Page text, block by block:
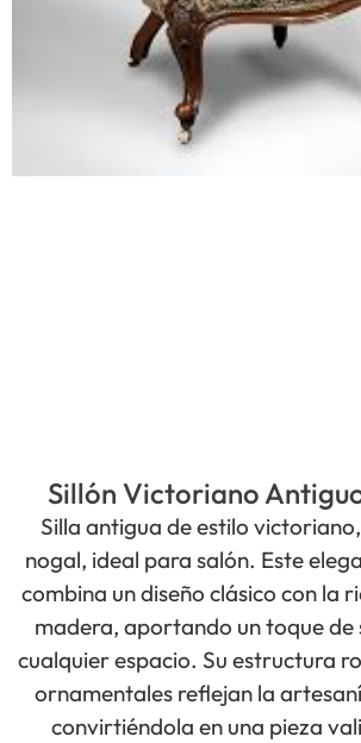
Sillón Victoriano
Silla antigua de estilo
nogal, ideal para salón. Este
combina un diseño clásico con la
madera, aportando un toque de
cualquier espacio. Su estructura
ornamentales reflejan la
convirtiéndola en una pieza